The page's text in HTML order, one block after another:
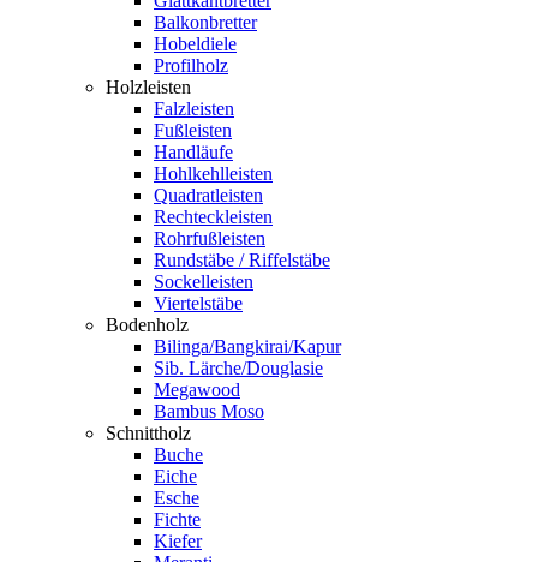
Balkonbretter
Hobeldiele
Profilholz
Holzleisten
Falzleisten
Fußleisten
Handläufe
Hohlkehlleisten
Quadratleisten
Rechteckleisten
Rohrfußleisten
Rundstäbe / Riffelstäbe
Sockelleisten
Viertelstäbe
Bodenholz
Bilinga/Bangkirai/Kapur
Sib. Lärche/Douglasie
Megawood
Bambus Moso
Schnittholz
Buche
Eiche
Esche
Fichte
Kiefer